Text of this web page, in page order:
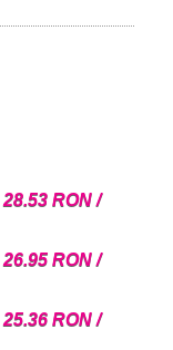
28.53 RON /
26.95 RON /
25.36 RON /